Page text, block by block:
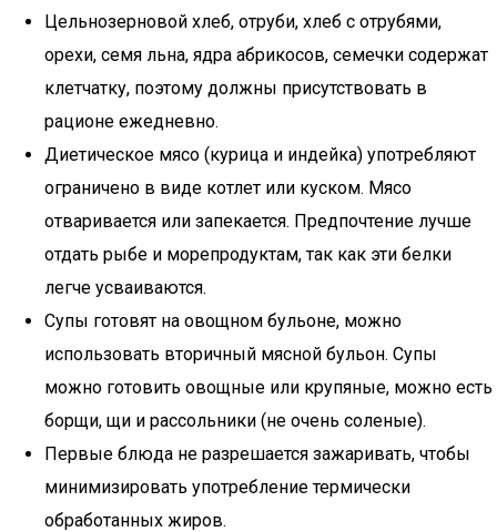
Цельнозерновой хлеб, отруби, хлеб с отрубями,
орехи, семя льна, ядра абрикосов, семечки содержат
клетчатку, поэтому должны присутствовать в
рационе ежедневно.
Диетическое мясо (курица и индейка) употребляют
ограничено в виде котлет или куском. Мясо
отваривается или запекается. Предпочтение лучше
отдать рыбе и морепродуктам, так как эти белки
легче усваиваются.
Супы готовят на овощном бульоне, можно
использовать вторичный мясной бульон. Супы
можно готовить овощные или крупяные, можно есть
борщи, щи и рассольники (не очень соленые).
Первые блюда не разрешается зажаривать, чтобы
минимизировать употребление термически
обработанных жиров.